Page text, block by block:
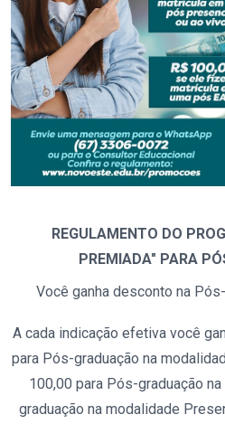
REGULAMENTO DO
PREMIADA" PARA
Você ganha desconto na
A cada indicação efetiva você
para Pós-graduação na
100,00 para Pós-graduação
graduação na modalidade